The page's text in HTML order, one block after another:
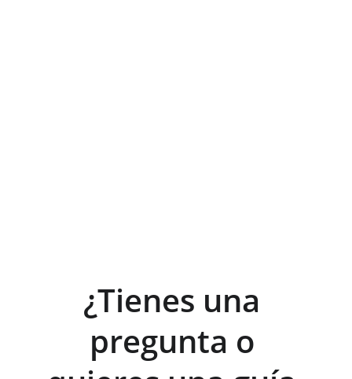
¿Tienes una
pregunta o